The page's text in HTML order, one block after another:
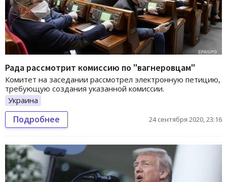
Рада рассмотрит комиссию по "вагнеровцам"
Комитет на заседании рассмотрел электронную петицию,
требующую создания указанной комиссии.
Украина
Подробнее 24 сентября 2020, 23:16